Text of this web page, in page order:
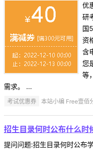
优
研
国
资
含
您
等
需求。 ...
考试优惠券 本站小编 Free壹
招生目录何时公布什么时
提问问题:招生目录何时公布